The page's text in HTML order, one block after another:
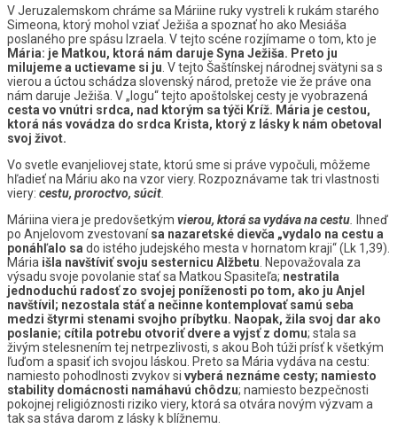
V Jeruzalemskom chráme sa Máriine ruky vystreli k rukám starého
Simeona, ktorý mohol vziať Ježiša a spoznať ho ako Mesiáša
poslaného pre spásu Izraela. V tejto scéne rozjímame o tom, kto je
Mária: je Matkou, ktorá nám daruje Syna Ježiša. Preto ju
milujeme a uctievame si ju . V tejto Šaštínskej národnej svätyni sa s
vierou a úctou schádza slovenský národ, pretože vie že práve ona
nám daruje Ježiša. V „logu“ tejto apoštolskej cesty je vyobrazená
cesta vo vnútri srdca, nad ktorým sa týči Kríž. Mária je cestou,
ktorá nás vovádza do srdca Krista, ktorý z lásky k nám obetoval
svoj život.
Vo svetle evanjeliovej state, ktorú sme si práve vypočuli, môžeme
hľadieť na Máriu ako na vzor viery. Rozpoznávame tak tri vlastnosti
viery: cestu, proroctvo, súcit
Máriina viera je predovšetkým vierou, ktorá sa vydáva na cestu Ihneď
po Anjelovom zvestovanísa nazaretské dievča „vydalo na cestu a
ponáhľalo sa do istého judejského mesta v hornatom kraji“ (Lk 1,39).
Mária išla navštíviť svoju sesternicu Alžbetu . Nepovažovala za
výsadu svoje povolanie stať sa Matkou Spasiteľa; nestratila
jednoduchú radosť zo svojej poníženosti po tom, ako ju Anjel
navštívil; nezostala stáť a nečinne kontemplovať samú seba
medzi štyrmi stenami svojho príbytku. Naopak, žila svoj dar ako
poslanie; cítila potrebu otvoriť dvere a vyjsť z domu; stala sa
živým stelesnením tej netrpezlivosti, s akou Boh túži prísť k všetkým
ľuďom a spasiť ich svojou láskou. Preto sa Mária vydáva na cestu:
namiesto pohodlnosti zvykov si vyberá neznáme cesty; namiesto
stability domácnosti namáhavú chôdzu; namiesto bezpečnosti
pokojnej religióznosti riziko viery, ktorá sa otvára novým výzvam a
tak sa stáva darom z lásky k blížnemu.